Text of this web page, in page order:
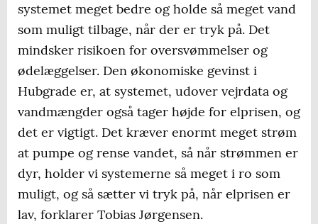
systemet meget bedre og holde så meget vand
som muligt tilbage, når der er tryk på. Det
mindsker risikoen for oversvømmelser og
ødelæggelser. Den økonomiske gevinst i
Hubgrade er, at systemet, udover vejrdata og
vandmængder også tager højde for elprisen, og
det er vigtigt. Det kræver enormt meget strøm
at pumpe og rense vandet, så når strømmen er
dyr, holder vi systemerne så meget i ro som
muligt, og så sætter vi tryk på, når elprisen er
lav, forklarer Tobias Jørgensen.